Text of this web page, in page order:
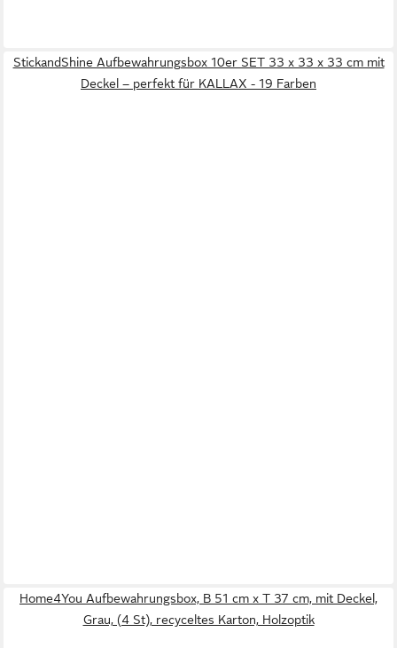
StickandShine Aufbewahrungsbox 10er SET 33 x 33 x 33 cm mit
Deckel – perfekt für KALLAX - 19 Farben
Home4You Aufbewahrungsbox, B 51 cm x T 37 cm, mit Deckel,
Grau, (4 St), recyceltes Karton, Holzoptik